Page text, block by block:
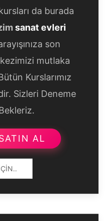
da burada
sanat evleri
son
mutlaka
Kurslarımız
Sizleri Deneme
AL